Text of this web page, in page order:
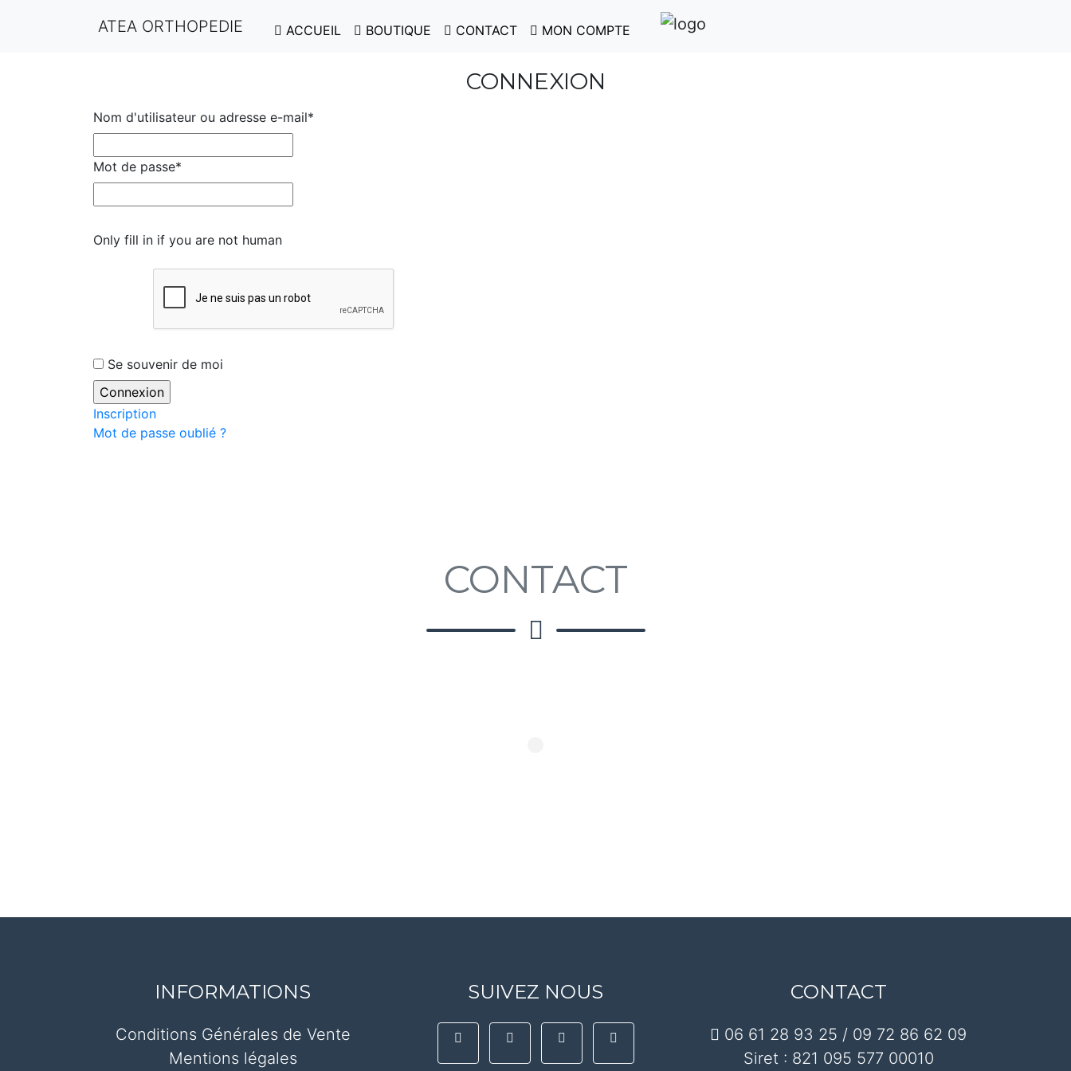
ATEA ORTHOPEDIE ACCUEIL BOUTIQUE CONTACT MON COMPTE
CONNEXION
Nom d'utilisateur ou adresse e-mail*
Mot de passe*
Only fill in if you are not human
Se souvenir de moi
Inscription
Mot de passe oublié ?
CONTACT
INFORMATIONS
Conditions Générales de Vente
Mentions légales
SUIVEZ NOUS CONTACT
06 61 28 93 25 / 09 72 86 62 09
Siret : 821 095 577 00010